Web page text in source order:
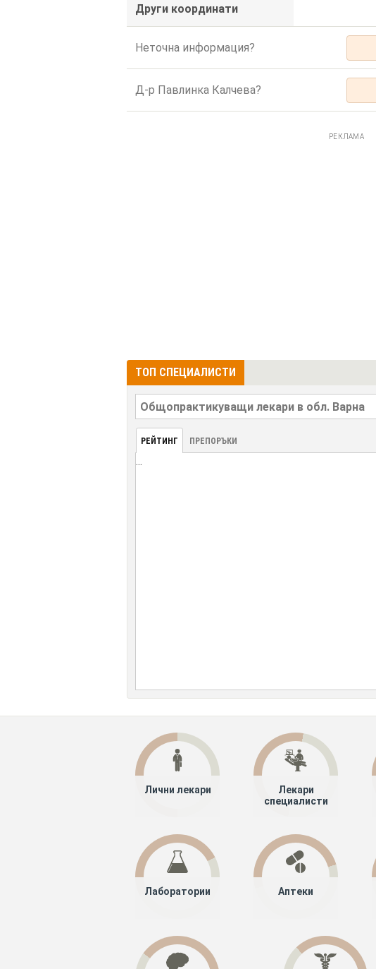
Други координати
Неточна информация?
Д-р Павлинка Калчева?
РЕКЛАМА
ТОП СПЕЦИАЛИСТИ
РЕЙТИНГ ПРЕПОРЪКИ
...
Лични лекари
Лекари
специалисти
Лаборатории Аптеки